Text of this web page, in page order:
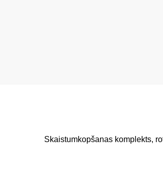
Skaistumkopšanas komplekts,